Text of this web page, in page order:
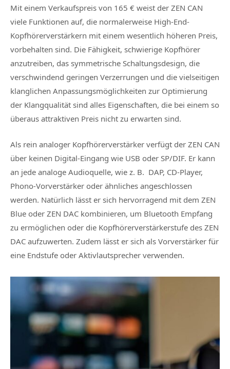
Mit einem Verkaufspreis von 165 € weist der ZEN CAN
viele Funktionen auf, die normalerweise High-End-
Kopfhörerverstärkern mit einem wesentlich höheren Preis,
vorbehalten sind. Die Fähigkeit, schwierige Kopfhörer
anzutreiben, das symmetrische Schaltungsdesign, die
verschwindend geringen Verzerrungen und die vielseitigen
klanglichen Anpassungsmöglichkeiten zur Optimierung
der Klangqualität sind alles Eigenschaften, die bei einem so
überaus attraktiven Preis nicht zu erwarten sind.
Als rein analoger Kopfhörerverstärker verfügt der ZEN CAN
über keinen Digital-Eingang wie USB oder SP/DIF. Er kann
an jede analoge Audioquelle, wie z. B. DAP, CD-Player,
Phono-Vorverstärker oder ähnliches angeschlossen
werden. Natürlich lässt er sich hervorragend mit dem ZEN
Blue oder ZEN DAC kombinieren, um Bluetooth Empfang
zu ermöglichen oder die Kopfhörerverstärkerstufe des ZEN
DAC aufzuwerten. Zudem lässt er sich als Vorverstärker für
eine Endstufe oder Aktivlautsprecher verwenden.